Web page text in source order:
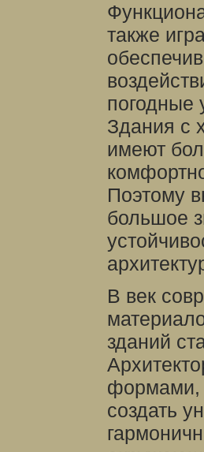
также
погодные
Здания с
имеют
Поэтому
большое
В век
зданий
формами,
создать